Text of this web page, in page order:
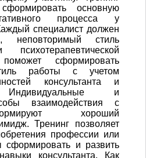
основную
процесса у
специалист должен
неповторимый стиль
психотерапевтической
сформировать
работы с учетом
консультанта и
Индивидуальные и
взаимодействия с
хороший
Тренинг позволяет
профессии или
сформировать и развить
консультанта. Как